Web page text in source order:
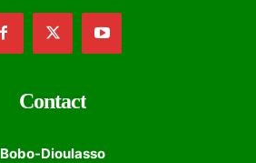
Contact
Bobo-Dioulasso